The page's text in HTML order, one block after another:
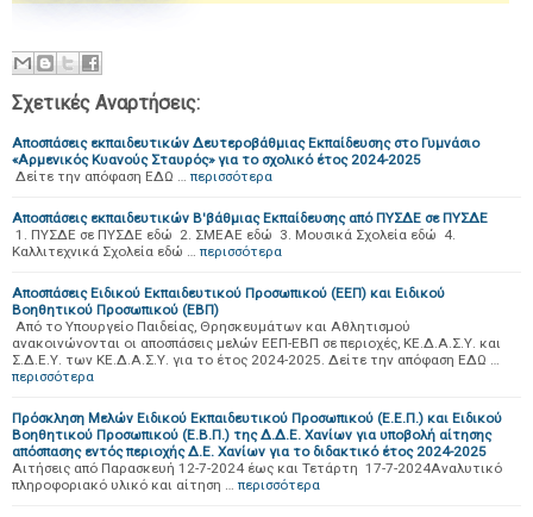
Σχετικές Αναρτήσεις:
Αποσπάσεις εκπαιδευτικών Δευτεροβάθμιας Εκπαίδευσης στο Γυμνάσιο
«Αρμενικός Κυανούς Σταυρός» για το σχολικό έτος 2024-2025
Δείτε την απόφαση ΕΔΩ … περισσότερα
Αποσπάσεις εκπαιδευτικών Β'βάθμιας Εκπαίδευσης από ΠΥΣΔΕ σε ΠΥΣΔΕ
1. ΠΥΣΔΕ σε ΠΥΣΔΕ εδώ 2. ΣΜΕΑΕ εδώ 3. Μουσικά Σχολεία εδώ 4.
Καλλιτεχνικά Σχολεία εδώ … περισσότερα
Αποσπάσεις Ειδικού Εκπαιδευτικού Προσωπικού (ΕΕΠ) και Ειδικού
Βοηθητικού Προσωπικού (ΕΒΠ)
Από το Υπουργείο Παιδείας, Θρησκευμάτων και Αθλητισμού
ανακοινώνονται οι αποσπάσεις μελών ΕΕΠ-ΕΒΠ σε περιοχές, ΚΕ.Δ.Α.Σ.Υ. και
Σ.Δ.Ε.Υ. των ΚΕ.Δ.Α.Σ.Υ. για το έτος 2024-2025. Δείτε την απόφαση ΕΔΩ …
περισσότερα
Πρόσκληση Μελών Ειδικού Εκπαιδευτικού Προσωπικού (Ε.Ε.Π.) και Ειδικού
Βοηθητικού Προσωπικού (Ε.Β.Π.) της Δ.Δ.Ε. Χανίων για υποβολή αίτησης
απόσπασης εντός περιοχής Δ.Ε. Χανίων για το διδακτικό έτος 2024-2025
Αιτήσεις από Παρασκευή 12-7-2024 έως και Τετάρτη 17-7-2024Αναλυτικό
πληροφοριακό υλικό και αίτηση … περισσότερα